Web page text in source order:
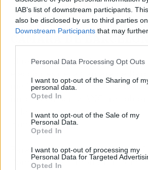
IAB’s list of downstream participants.
also be disclosed by us to third parties
Downstream Participants that may
Personal Data Processing Opt Outs
I want to opt-out of the Sharing of
personal data.
Opted In
I want to opt-out of the Sale of my
Personal Data.
Opted In
I want to opt-out of processing my
Personal Data for Targeted
Opted In
CÁMARA DE
El reglamento anulado es el que
mediados de 2019, que ganó
impulsada por la ANC tras
sillas que se podían votar en el
cameral.
Para los resultados finales a la
Comercio se computaron como